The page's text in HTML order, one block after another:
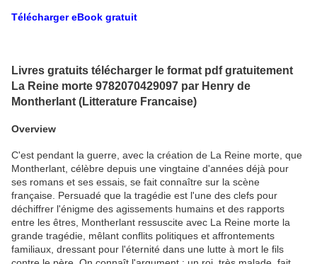
Télécharger eBook gratuit
Livres gratuits télécharger le format pdf gratuitement
La Reine morte 9782070429097 par Henry de
Montherlant (Litterature Francaise)
Overview
C'est pendant la guerre, avec la création de La Reine morte, que
Montherlant, célèbre depuis une vingtaine d'années déjà pour
ses romans et ses essais, se fait connaître sur la scène
française. Persuadé que la tragédie est l'une des clefs pour
déchiffrer l'énigme des agissements humains et des rapports
entre les êtres, Montherlant ressuscite avec La Reine morte la
grande tragédie, mêlant conflits politiques et affrontements
familiaux, dressant pour l'éternité dans une lutte à mort le fils